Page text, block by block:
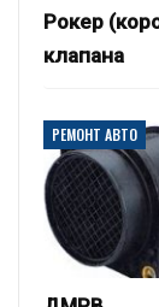
Рокер
клапана
РЕМОНТ АВТО